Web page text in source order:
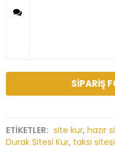
ETİKETLER: site kur, hazır
Durak Sitesi Kur, taksi